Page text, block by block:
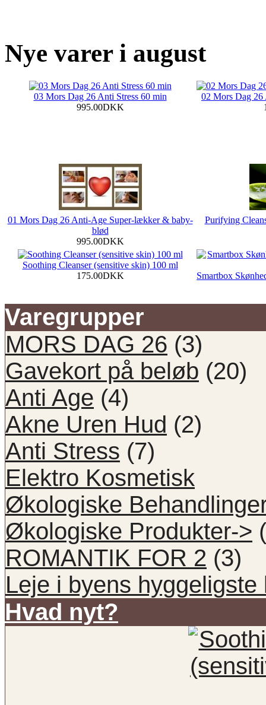
Nye varer i august
03 Mors Dag 26 Anti Stress 60 min
995.00DKK
02 Mors Dag
01 Mors Dag 26 Anti-Age Super-lækker & baby-
blød
995.00DKK
Purifying
Soothing Cleanser (sensitive skin) 100 ml
175.00DKK
Smartbox
Varegrupper
MORS DAG 26 (3)
Gavekort på beløb (20)
Anti Age (4)
Akne Uren Hud (2)
Anti Stress (7)
Elektro Kosmetisk
Økologiske
Økologiske Produkter->
ROMANTIK FOR 2 (3)
Leje i byens hyggeligste
Hvad nyt?